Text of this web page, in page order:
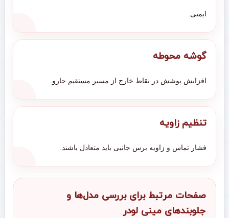
ایمنی.
گوشه محوطه
افزایش پوشش در نقاط خارج از مسیر مستقیم جارو.
تنظیم زاویه
فشار تماس و زاویه برس جانبی باید متعادل باشند.
صفحات مرتبط برای بررسی مدل‌ها و
جلوبندهای مینی لودر